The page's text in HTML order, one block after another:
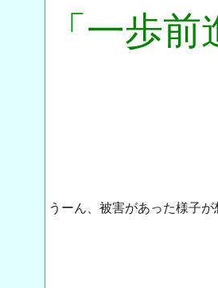
「一歩
うーん、被害があった様子